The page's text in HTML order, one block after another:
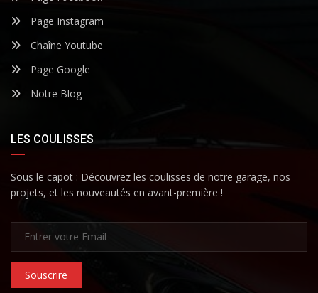
Page Instagram
Chaîne Youtube
Page Google
Notre Blog
LES COULISSES
Sous le capot : Découvrez les coulisses de notre garage, nos
projets, et les nouveautés en avant-première !
Souscrire